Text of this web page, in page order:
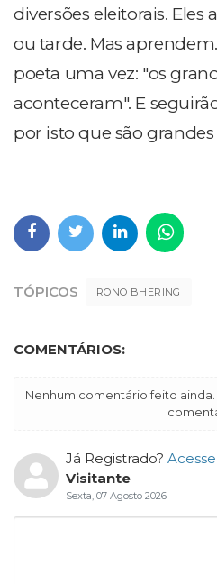
diversões eleitorais.
ou tarde. Mas
poeta uma vez: "os
aconteceram". E
por isto que são
TÓPICOS RONO BHERING
COMENTÁRIOS:
Nenhum comentário feito
Já Registrado?
Visitante
Sexta, 07 Agosto 2026